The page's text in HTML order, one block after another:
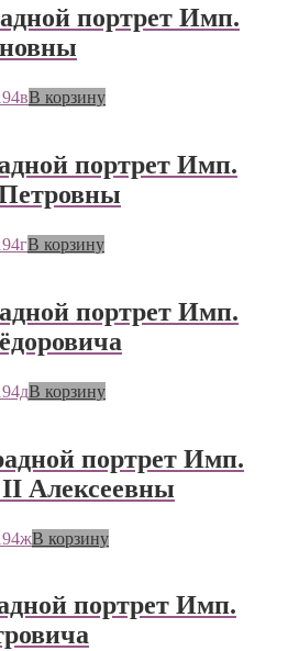
портрет Имп.
В корзину
портрет Имп.
В корзину
портрет Имп.
В корзину
портрет Имп.
Алексеевны
В корзину
портрет Имп.